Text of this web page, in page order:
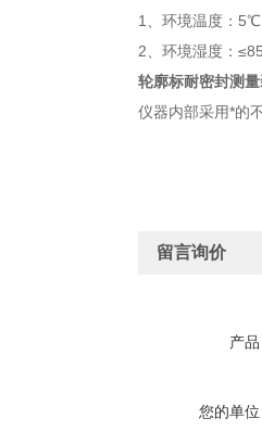
1、环境温度：
2、环境湿度：
轮廓标耐密封测
仪器内部采用*的
留言询价
产品
您的单位